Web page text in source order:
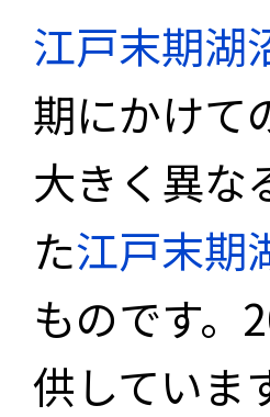
江戸末期湖
期にかけて
大きく異な
た江戸末期
ものです。
供していま